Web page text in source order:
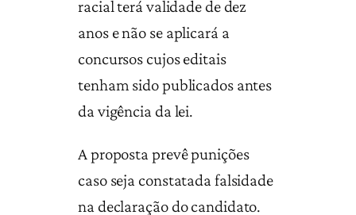
racial terá validade de dez
anos e não se aplicará a
concursos cujos editais
tenham sido publicados antes
da vigência da lei.
A proposta prevê punições
caso seja constatada falsidade
na declaração do candidato.